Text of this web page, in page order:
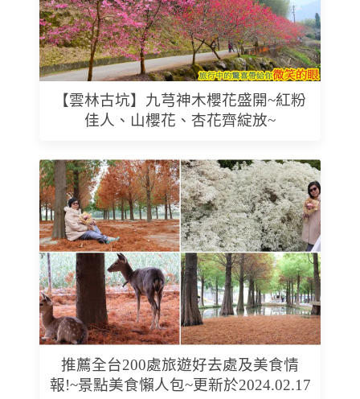
【雲林古坑】九芎神木櫻花盛開~紅粉
佳人、山櫻花、杏花齊綻放~
推薦全台200處旅遊好去處及美食情
報!~景點美食懶人包~更新於2024.02.17